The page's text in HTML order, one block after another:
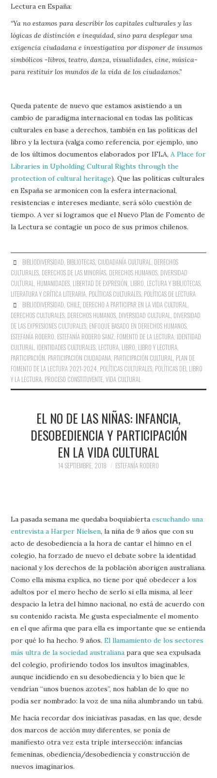
Lectura en España:
“Ya no estamos para describir los capitales culturales y las
lógicas de distinción e inequidad, sino para desplegar una
exigencia ciudadana e investigativa por disponer de insumos
simbólicos -libros, teatro, danza, visualidades, cine, música-
para restituir los mundos de la vida de los ciudadanos.”
Queda patente de nuevo que estamos asistiendo a un
cambio de paradigma internacional en todas las políticas
culturales en base a derechos, también en las políticas del
libro y la lectura (valga como referencia, por ejemplo, uno
de los últimos documentos elaborados por IFLA, A Place for
Libraries in Upholding Cultural Rights through the
protection of cultural heritage). Que las políticas culturales
en España se armonicen con la esfera internacional,
resistencias e intereses mediante, será sólo cuestión de
tiempo. A ver si logramos que el Nuevo Plan de Fomento de
la Lectura se contagie un poco de sus primos chilenos.
BIBLIODIVERSIDAD BIBLIOTECAS, CIUDADANÍA CULTURAL DERECHOS
CULTURALES DERECHOS DE LAS MINORÍAS DERECHOS HUMANOS DIVERSIDAD
CULTURAL HUMANIDADES LIBERTAD DE EXPRESIÓN LIBRO, LECTURA Y BIBLIOTECAS
LITERATURA Y CRÍTICA LITERARIA POLÍTICAS CULTURALES POLÍTICAS DE LECTURA
BIBLIODIVERSIDAD CHILE, DERECHO A PARTICIPAR EN LA VIDA CULTURAL
DERECHOS CULTURALES DERECHOS HUMANOS DIVERSIDAD CULTURAL DIVERSIDAD
DE LAS EXPRESIONES CULTURALES ENFOQUE BASADO EN DERECHOS HUMANOS
ESTEFANÍA RODERO ESTEFANÍA RODERO SANZ FOMENTO DE LA LECTURA IDENTIDAD
CULTURAL IDENTIDADES CULTURALES LECTURA LIBRO LIBRO Y LECTURA
PARTICIPACIÓN PARTICIPACIÓN CIUDADANA PARTICIPACIÓN CULTURAL PLAN DE
FOMENTO DE LA LECTURA 2021-2024 POLÍTICAS CULTURALES POLÍTICAS DEL LIBRO
Y LA LECTURA PROCESO CONSTITUYENTE ,VIDA CULTURAL
EL NO DE LAS NIÑAS: INFANCIA,
DESOBEDIENCIA Y PARTICIPACIÓN
EN LA VIDA CULTURAL
14 SEPTIEMBRE, 2018 ESTEFANÍA RODERO
La pasada semana me quedaba boquiabiertaescuchando una
entrevista a Harper Nielsen, la niña de 9 años que con su
acto de desobediencia a la hora de cantar el himno en el
colegio, ha forzado de nuevo el debate sobre la identidad
nacional y los derechos de la población aborigen australiana.
Como ella misma explica, no tiene por qué obedecer a los
adultos por el mero hecho de serlo si ella misma, al leer
despacio la letra del himno nacional, no está de acuerdo con
su contenido racista. Me gusta especialmente el momento
en el que afirma que para ella es importante que se entienda
por qué lo ha hecho. 9 años.El llamamiento de los sectores
más ultra de la sociedad australiana para que sea expulsada
del colegio, profiriendo todos los insultos imaginables,
aunque incidiendo en su desobediencia y lo bien que le
vendrían “unos buenos azotes”, nos hablan de lo que no
podía ser nombrado: la voz de una niña alumbrando un tabú.
Me hacía recordar dos iniciativas pasadas, en las que, desde
dos marcos de acción muy diferentes, se ponía de
manifiesto otra vez esta triple intersección: infancias
femeninas, obediencia/desobediencia y construcción de
nuevos imaginarios.